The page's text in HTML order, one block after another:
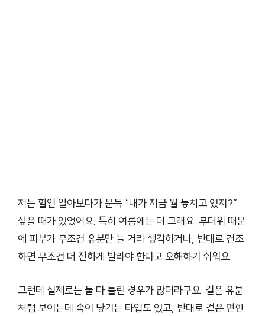
저는 할인 알아보다가 문득 “내가 지금 뭘 놓치고 있지?”
싶을 때가 있었어요. 특히 여름에는 더 그래요. 무더위 때문
에 피부가 무조건 유분만 늘 거라 생각하거나, 반대로 건조
하면 무조건 더 진하게 발라야 한다고 오해하기 쉬워요.
그런데 실제로는 둘 다 틀린 경우가 많더라구요. 겉은 유분
처럼 보이는데 속이 당기는 타입도 있고, 반대로 겉은 편한